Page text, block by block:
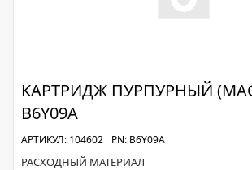
КАРТРИДЖ ПУРПУРНЫЙ
B6Y09A
АРТИКУЛ: 104602 PN: B6Y09A
РАСХОДНЫЙ МАТЕРИАЛ